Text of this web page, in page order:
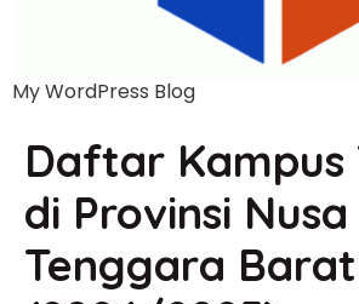
My WordPress Blog
Daftar Kampus
di Provinsi Nusa
Tenggara Barat